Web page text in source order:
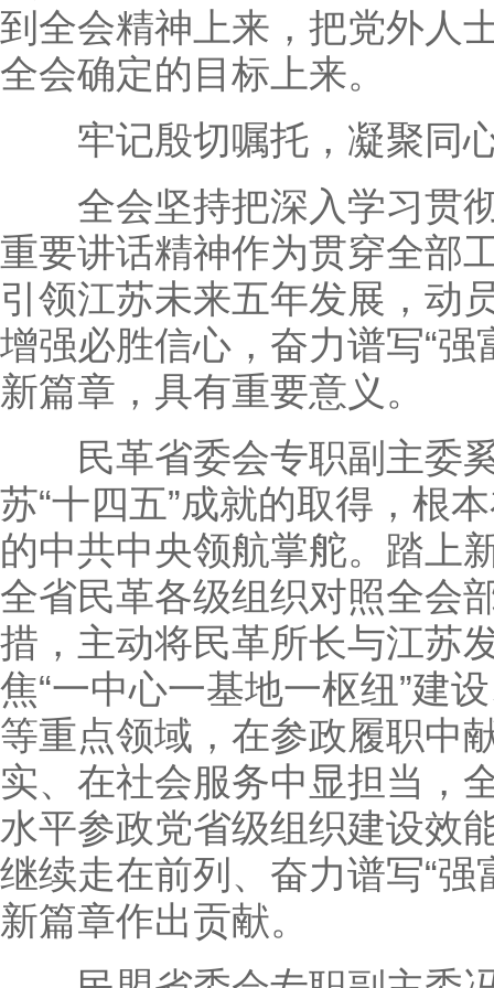
到全会精神上来，把党外人
全会确定的目标上来。
牢记殷切嘱托，凝聚同
全会坚持把深入学习贯彻
重要讲话精神作为贯穿全部
引领江苏未来五年发展，动
增强必胜信心，奋力谱写“
新篇章，具有重要意义。
民革省委会专职副主委奚
苏“十四五”成就的取得，根
的中共中央领航掌舵。踏上
全省民革各级组织对照全会
措，主动将民革所长与江苏
焦“一中心一基地一枢纽”建
等重点领域，在参政履职中
实、在社会服务中显担当，
水平参政党省级组织建设效
继续走在前列、奋力谱写“
新篇章作出贡献。